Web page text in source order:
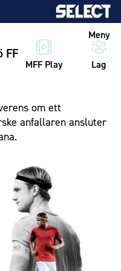
Meny
MFF Play Lag
FF
om ett
anfallaren ansluter